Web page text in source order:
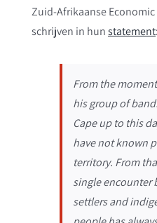
Zuid-Afrikaanse Economic
schrijven in hunstatement:
From the
his group of
Cape up to this
have not known
territory. From
single encounter
settlers and